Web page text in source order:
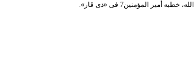
المؤمنین7 فی «ذی قار».